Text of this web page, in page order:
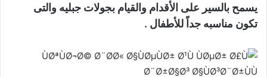
يسمح بالسير على الأقدام والقيام بجولات جبليه والتى
تكون مناسبه جداً للأطفال .